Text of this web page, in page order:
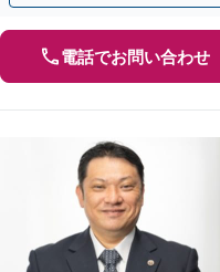
電話でお問い合わせ